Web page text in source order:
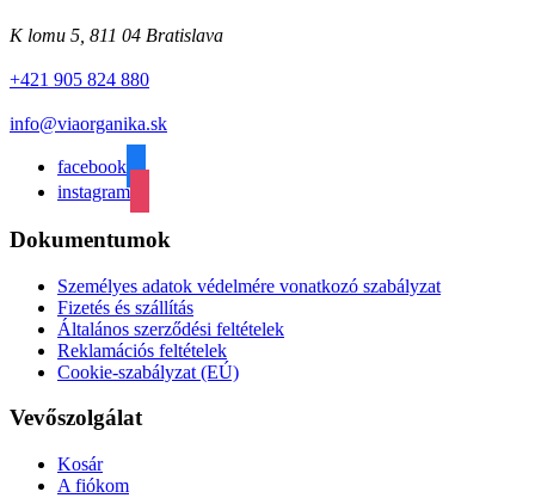
K lomu 5, 811 04 Bratislava
+421 905 824 880
info@viaorganika.sk
facebook
instagram
Dokumentumok
Személyes adatok védelmére vonatkozó szabályzat
Fizetés és szállítás
Általános szerződési feltételek
Reklamációs feltételek
Cookie-szabályzat (EÚ)
Vevőszolgálat
Kosár
A fiókom